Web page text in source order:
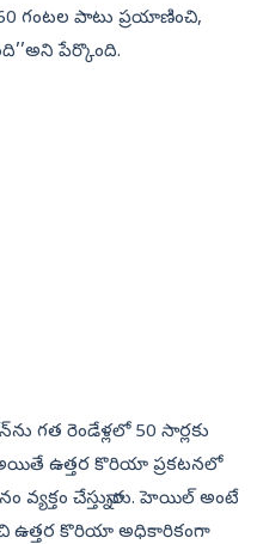
గంటల పాటు ప్రయాణించి,
పేర్కొంది.
గత రెండేళ్లలో 50 సార్లకు
అయితే ఉత్తర కొరియా ప్రకటనలో
చేస్తున్నారు. హెయిల్‌ అంటే
ఉత్తర కొరియా అధికారికంగా